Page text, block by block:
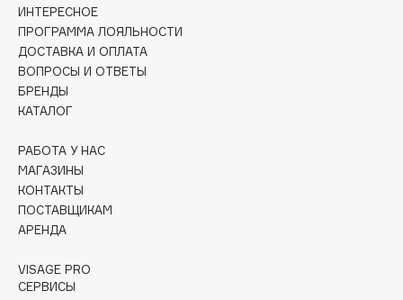
Collagenina
Consly
Corimo
CosRX
Cottolina
Curaprox
d'Alba
ИНТЕРЕСНОЕ
ПРОГРАММА ЛОЯЛЬНОСТИ
ДОСТАВКА И ОПЛАТА
ВОПРОСЫ И ОТВЕТЫ
БРЕНДЫ
КАТАЛОГ
РАБОТА У НАС
МАГАЗИНЫ
КОНТАКТЫ
ПОСТАВЩИКАМ
АРЕНДА
VISAGE PRO
СЕРВИСЫ